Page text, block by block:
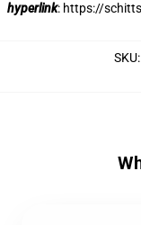
hyperlink: https://
SKU: